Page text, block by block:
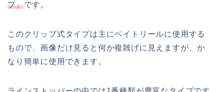
プ」です。
このクリップ式タイプは主にベイトリールに使用する
もので、画像だけ見ると何か複雑げに見えますが、か
なり簡単に使用できます。